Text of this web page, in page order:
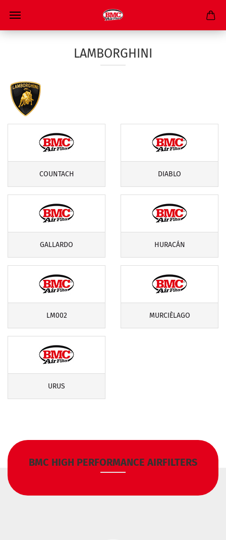
LAMBORGHINI
COUNTACH DIABLO
GALLARDO HURACÁN
LM002 MURCIÈLAGO
URUS
BMC HIGH PERFORMANCE AIRFILTERS